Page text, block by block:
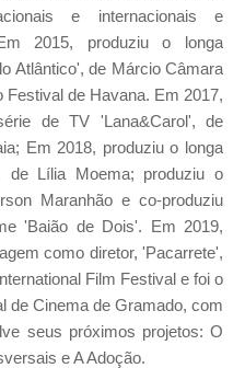
e internacionais e
2015, produziu o longa
Atlântico', de Márcio Câmara
de Havana. Em 2017,
de TV 'Lana&Carol', de
Em 2018, produziu o longa
de Lília Moema; produziu o
Maranhão e co-produziu
'Baião de Dois'. Em 2019,
como diretor, 'Pacarrete',
Film Festival e foi o
de Cinema de Gramado, com
seus próximos projetos: O
e A Adoção.